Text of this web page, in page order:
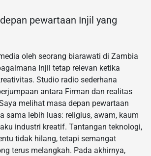
pewartaan Injil yang
oleh seorang biarawati di Zambia
Injil tetap relevan ketika
Studio radio sederhana
antara Firman dan realitas
melihat masa depan pewartaan
sama lebih luas: religius, awam, kaum
industri kreatif. Tantangan teknologi,
tidak hilang, tetapi semangat
terus melangkah. Pada akhirnya,